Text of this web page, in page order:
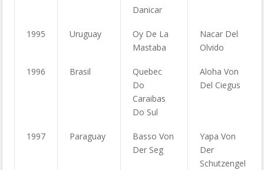
Danicar
1995 Uruguay
Oy De La
Mastaba
Nacar Del
Olvido
1996 Brasil
Quebec
Do
Caraibas
Do Sul
Aloha Von
Del Ciegus
1997 Paraguay
Basso Von
Der Seg
Yapa Von
Der
Schutzengel